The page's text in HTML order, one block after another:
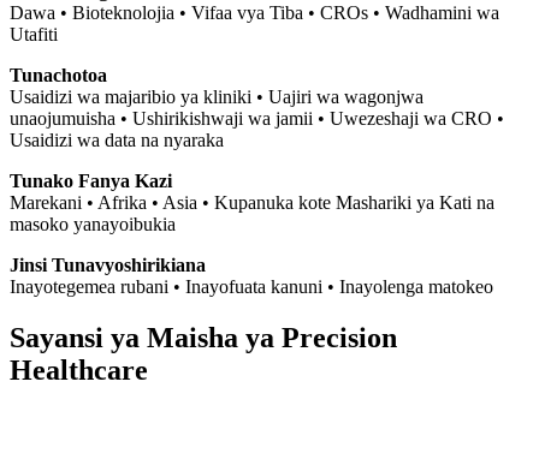
Dawa • Bioteknolojia • Vifaa vya Tiba • CROs • Wadhamini wa
Utafiti
Tunachotoa
Usaidizi wa majaribio ya kliniki • Uajiri wa wagonjwa
unaojumuisha • Ushirikishwaji wa jamii • Uwezeshaji wa CRO •
Usaidizi wa data na nyaraka
Tunako Fanya Kazi
Marekani • Afrika • Asia • Kupanuka kote Mashariki ya Kati na
masoko yanayoibukia
Jinsi Tunavyoshirikiana
Inayotegemea rubani • Inayofuata kanuni • Inayolenga matokeo
Sayansi ya Maisha ya Precision
Healthcare